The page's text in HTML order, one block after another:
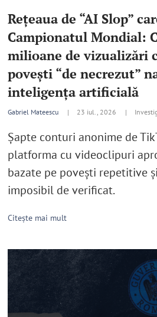
Rețeaua de “AI Slop”
Campionatul Mondial:
milioane de vizualizări
povești “de necrezut”
inteligența artificială
Gabriel Mateescu | 23 iul., 2026 |
Șapte conturi anonime de
platforma cu videoclipuri
bazate pe povești repetitive
imposibil de verificat.
Citește mai mult